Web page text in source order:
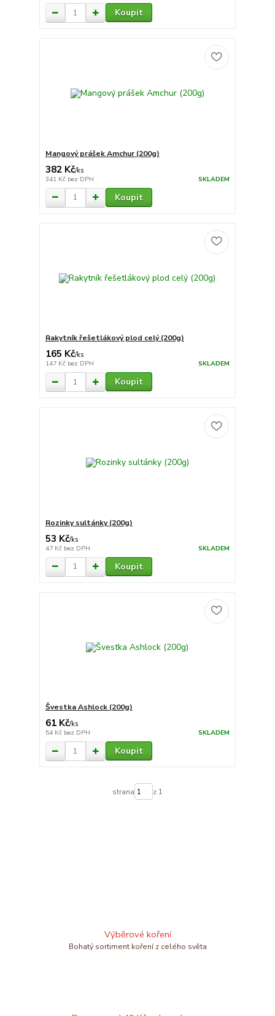
Koupit
Mangový prášek Amchur (200g)
382 Kč/ks
341 Kč bez DPH SKLADEM
Koupit
Rakytník řešetlákový plod celý (200g)
165 Kč/ks
147 Kč bez DPH SKLADEM
Koupit
Rozinky sultánky (200g)
53 Kč/ks
47 Kč bez DPH SKLADEM
Koupit
Švestka Ashlock (200g)
61 Kč/ks
54 Kč bez DPH SKLADEM
Koupit
strana z 1
Výběrové koření
Bohatý sortiment koření z celého světa